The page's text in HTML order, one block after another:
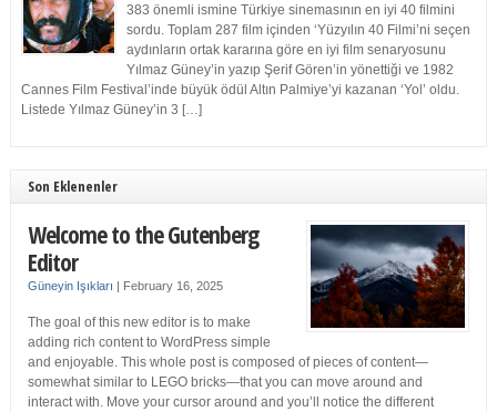
383 önemli ismine Türkiye sinemasının en iyi 40 filmini
sordu. Toplam 287 film içinden ‘Yüzyılın 40 Filmi’ni seçen
aydınların ortak kararına göre en iyi film senaryosunu
Yılmaz Güney’in yazıp Şerif Gören’in yönettiği ve 1982
Cannes Film Festival’inde büyük ödül Altın Palmiye’yi kazanan ‘Yol’ oldu.
Listede Yılmaz Güney’in 3 […]
Son Eklenenler
Welcome to the Gutenberg
Editor
Güneyin Işıkları | February 16, 2025
The goal of this new editor is to make
adding rich content to WordPress simple
and enjoyable. This whole post is composed of pieces of content—
somewhat similar to LEGO bricks—that you can move around and
interact with. Move your cursor around and you’ll notice the different